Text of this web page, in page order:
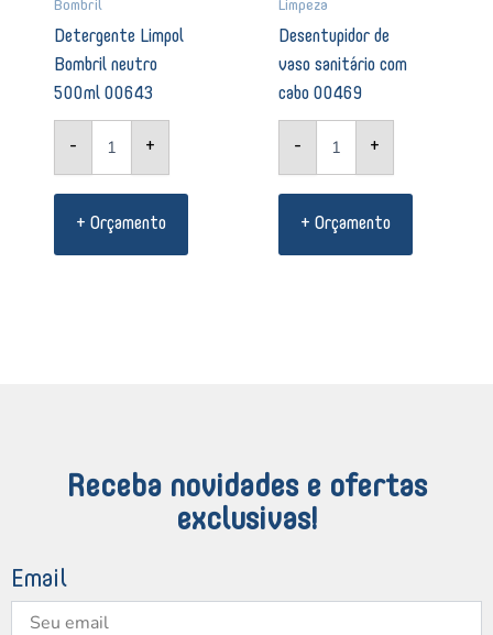
Bombril
Detergente Limpol
Bombril neutro
500ml 00643
- +
+ Orçamento
Limpeza
Desentupidor de
vaso sanitário com
cabo 00469
- +
+ Orçamento
Receba novidades e ofertas
exclusivas!
Email